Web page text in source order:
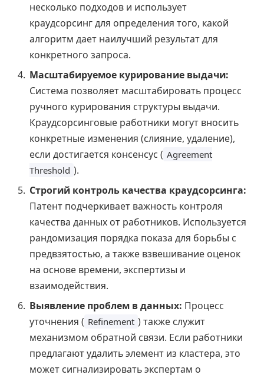
несколько подходов и использует
краудсорсинг для определения того, какой
алгоритм дает наилучший результат для
конкретного запроса.
Масштабируемое курирование выдачи:
Система позволяет масштабировать процесс
ручного курирования структуры выдачи.
Краудсорсинговые работники могут вносить
конкретные изменения (слияние, удаление),
если достигается консенсус ( Agreement
Threshold ).
Строгий контроль качества краудсорсинга:
Патент подчеркивает важность контроля
качества данных от работников. Используется
рандомизация порядка показа для борьбы с
предвзятостью, а также взвешивание оценок
на основе времени, экспертизы и
взаимодействия.
Выявление проблем в данных: Процесс
уточнения ( Refinement ) также служит
механизмом обратной связи. Если работники
предлагают удалить элемент из кластера, это
может сигнализировать экспертам о